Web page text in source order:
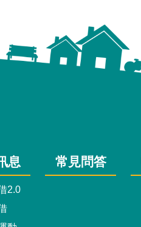
息
2.0
常見問答